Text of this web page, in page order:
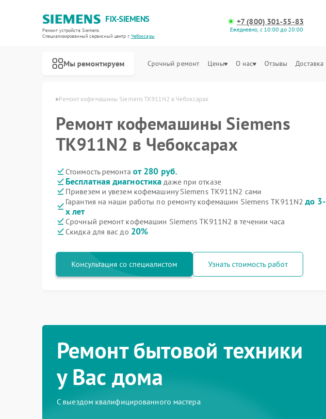
FIX-SIEMENS
Ремонт устройств Siemens
Специализированный cервисный центр г.Чебоксары
+7 (800) 301-55-83
Ежедневно, с 10:00 до 20:00
Мы ремонтируем Срочный ремонт Цены О нас Отзывы Доставка
в Чебоксарах Ремонт кофемашины Siemens TK911N2 в Чебоксарах
Ремонт кофемашины Siemens
TK911N2 в Чебоксарах
Стоимость ремонта от 280 руб.
Бесплатная диагностика даже при отказе
Привезем и увезем кофемашину Siemens TK911N2 сами
Гарантия на наши работы по ремонту кофемашин Siemens TK911N2до 3-
х лет
Срочный ремонт кофемашин Siemens TK911N2 в течении часа
Скидка для вас до 20%
Консультация со специалистом Узнать стоимость работ
Ремонт бытовой техники
у Вас дома
С выездом квалифицированного мастера